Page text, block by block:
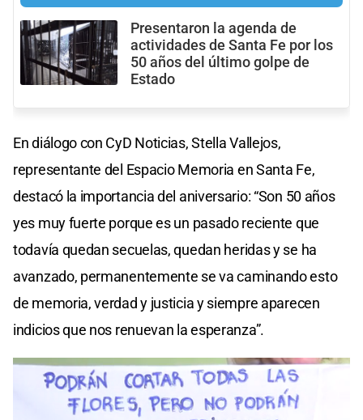
Presentaron la agenda de
actividades de Santa Fe por los
50 años del último golpe de
Estado
En diálogo con CyD Noticias, Stella Vallejos,
representante del Espacio Memoria en Santa Fe,
destacó la importancia del aniversario: “Son 50 años
yes muy fuerte porque es un pasado reciente que
todavía quedan secuelas, quedan heridas y se ha
avanzado, permanentemente se va caminando esto
de memoria, verdad y justicia y siempre aparecen
indicios que nos renuevan la esperanza”.